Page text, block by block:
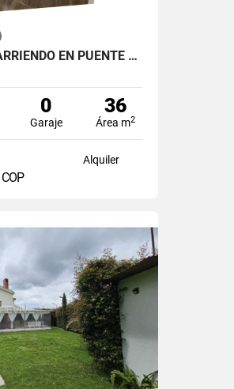
APARTAMENTO EN ARRIENDO EN PUENTE ARANDA PRIMAVERA 6-39
0
Garaje
36
Área m2
Alquiler
COP